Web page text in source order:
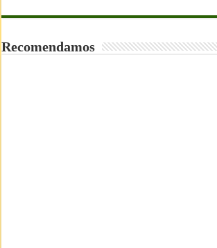
Recomendamos